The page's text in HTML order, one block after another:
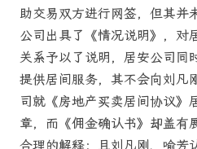
助交易双方进行网签，但其并
公司出具了《情况说明》，对
关系予以了说明，居安公司同
提供居间服务，其不会向刘凡
司就《房地产买卖居间协议》
章，而《佣金确认书》却盖有
合理的解释；且刘凡刚、喻芳